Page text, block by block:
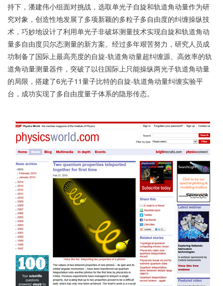
持下，潘建伟小组面对挑战，选取单光子自旋和轨道角动量作为研
究对象，创造性地发展了多项新颖的多粒子多自由度的纠缠操纵技
术，巧妙地设计了利用单光子非破坏测量技术实现自旋和轨道角动
量多自由度贝尔态测量的新方案。经过多年艰苦努力，研究人员成
功制备了国际上最高亮度的自旋-轨道角动量超纠缠源、高效率的轨
道角动量测量器件，突破了以往国际上只能操纵两光子轨道角动量
的局限，搭建了6光子11量子比特的自旋-轨道角动量纠缠实验平
台，成功实现了多自由度量子体系的隐形传态。